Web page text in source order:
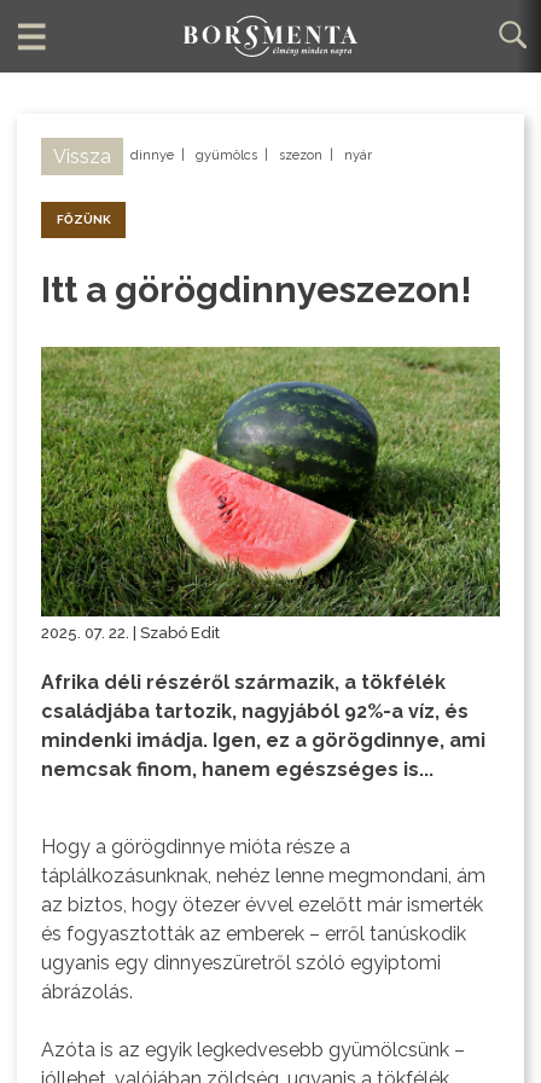
Vissza dinnye gyümölcs szezon nyár
FŐZÜNK
Itt a görögdinnyeszezon!
2025. 07. 22. | Szabó Edit
Afrika déli részéről származik, a tökfélék
családjába tartozik, nagyjából 92%-a víz, és
mindenki imádja. Igen, ez a görögdinnye, ami
nemcsak finom, hanem egészséges is...
Hogy a görögdinnye mióta része a
táplálkozásunknak, nehéz lenne megmondani, ám
az biztos, hogy ötezer évvel ezelőtt már ismerték
és fogyasztották az emberek – erről tanúskodik
ugyanis egy dinnyeszüretről szóló egyiptomi
ábrázolás.
Azóta is az egyik legkedvesebb gyümölcsünk –
jóllehet, valójában zöldség, ugyanis a tökfélék